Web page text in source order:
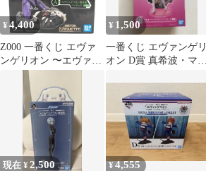
¥ 4,400
Z000 一番くじ エヴァ
ンゲリオン 〜エヴァ初
号機、咆哮！〜 A賞 エ
ヴァンゲリオン初号機
フィギュア ラスト1
¥ 1,500
一番くじ エヴァンゲリ
オン D賞 真希波・マ
現在 ¥2,500 ¥4,555